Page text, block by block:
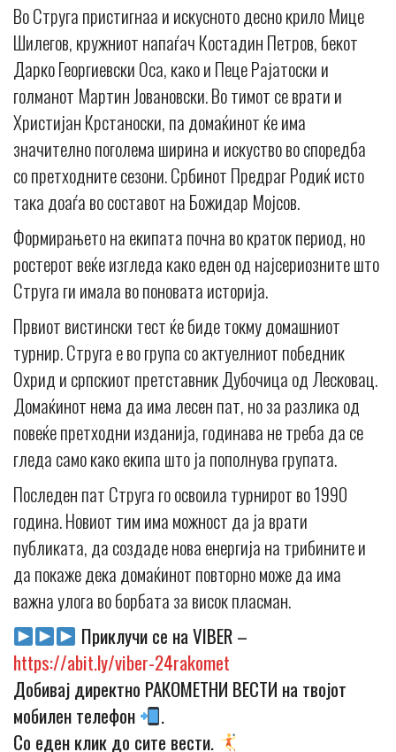
Во Струга пристигнаа и искусното десно крило Мице
Шилегов, кружниот напаѓач Костадин Петров, бекот
Дарко Георгиевски Оса, како и Пеце Рајатоски и
голманот Мартин Јовановски. Во тимот се врати и
Христијан Крстаноски, па домаќинот ќе има
значително поголема ширина и искуство во споредба
со претходните сезони. Србинот Предраг Родиќ исто
така доаѓа во составот на Божидар Мојсов.
Формирањето на екипата почна во краток период, но
ростерот веќе изгледа како еден од најсериозните што
Струга ги имала во поновата историја.
Првиот вистински тест ќе биде токму домашниот
турнир. Струга е во група со актуелниот победник
Охрид и српскиот претставник Дубочица од Лесковац.
Домаќинот нема да има лесен пат, но за разлика од
повеќе претходни изданија, годинава не треба да се
гледа само како екипа што ја пополнува групата.
Последен пат Струга го освоила турнирот во 1990
година. Новиот тим има можност да ја врати
публиката, да создаде нова енергија на трибините и
да покаже дека домаќинот повторно може да има
важна улога во борбата за висок пласман.
Приклучи се на VIBER –
https://abit.ly/viber-24rakomet
Добивај директно РАКОМЕТНИ ВЕСТИ на твојот
мобилен телефон
.
Со еден клик до сите вести.